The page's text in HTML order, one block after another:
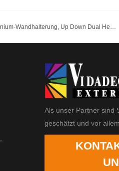
Als unser Partner sind
geschätzt und vor